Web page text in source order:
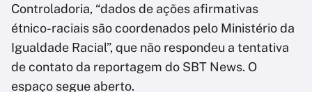
Controladoria, “dados de ações afirmativas
étnico-raciais são coordenados pelo Ministério da
Igualdade Racial”, que não respondeu a tentativa
de contato da reportagem do SBT News. O
espaço segue aberto.